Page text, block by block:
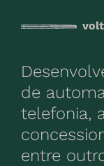
de
telefonia,
entre